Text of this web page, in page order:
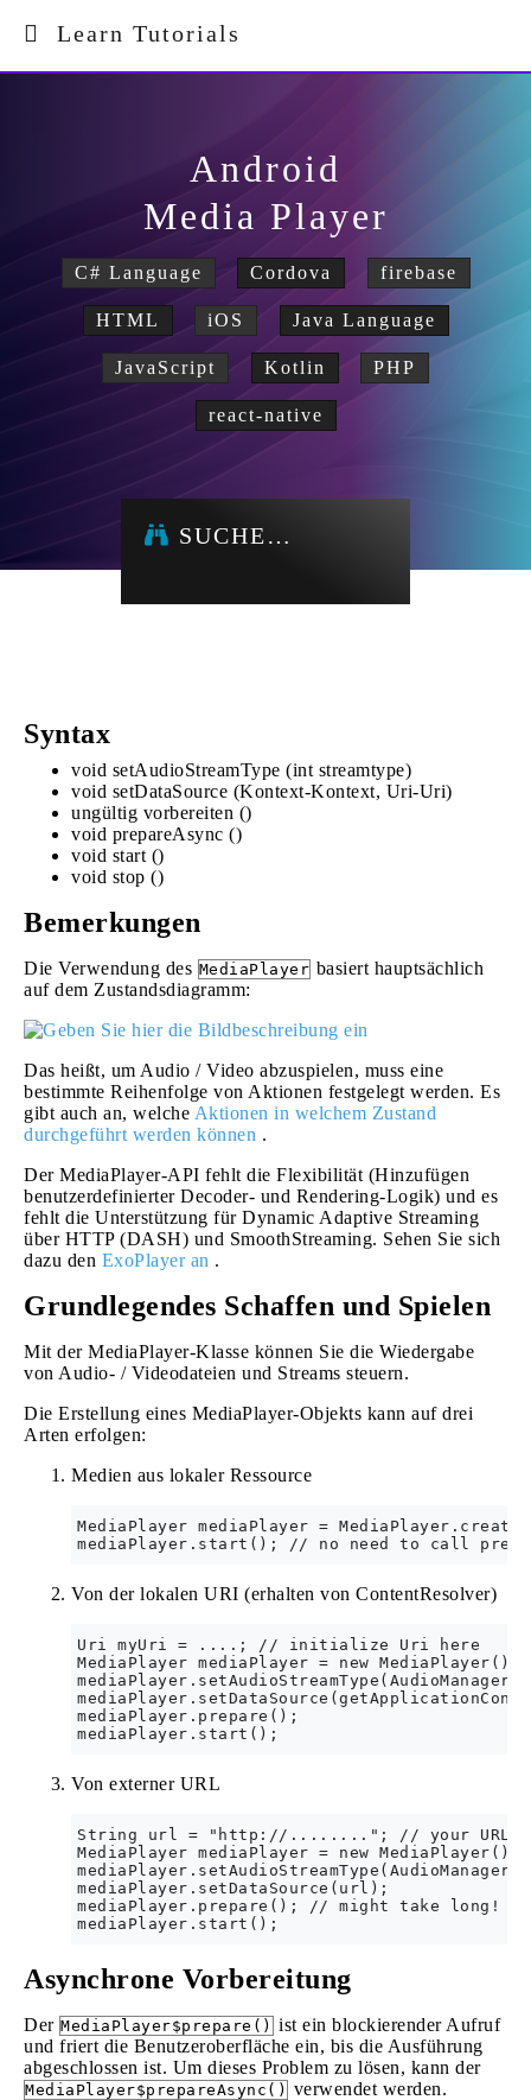
Learn Tutorials
Android
Media Player
C# Language Cordova firebase
HTML iOS Java Language
JavaScript Kotlin PHP
react-native
SUCHE…
Syntax
void setAudioStreamType (int streamtype)
void setDataSource (Kontext-Kontext, Uri-Uri)
ungültig vorbereiten ()
void prepareAsync ()
void start ()
void stop ()
Bemerkungen
Die Verwendung des MediaPlayer basiert hauptsächlich
auf dem Zustandsdiagramm:
Das heißt, um Audio / Video abzuspielen, muss eine
bestimmte Reihenfolge von Aktionen festgelegt werden. Es
gibt auch an, welche Aktionen in welchem ​​Zustand
durchgeführt werden können .
Der MediaPlayer-API fehlt die Flexibilität (Hinzufügen
benutzerdefinierter Decoder- und Rendering-Logik) und es
fehlt die Unterstützung für Dynamic Adaptive Streaming
über HTTP (DASH) und SmoothStreaming. Sehen Sie sich
dazu den ExoPlayer an .
Grundlegendes Schaffen und Spielen
Mit der MediaPlayer-Klasse können Sie die Wiedergabe
von Audio- / Videodateien und Streams steuern.
Die Erstellung eines MediaPlayer-Objekts kann auf drei
Arten erfolgen:
Medien aus lokaler Ressource
MediaPlayer mediaPlayer =
Von der lokalen URI (erhalten von ContentResolver)
Uri myUri = ....; // initialize Uri here
MediaPlayer mediaPlayer = new MediaPlayer();
mediaPlayer.prepare();
Von externer URL
String url = "http://........"; // your URL
MediaPlayer mediaPlayer = new MediaPlayer();
mediaPlayer.setDataSource(url);
mediaPlayer.prepare(); // might take long!
Asynchrone Vorbereitung
Der MediaPlayer$prepare() ist ein blockierender Aufruf
und friert die Benutzeroberfläche ein, bis die Ausführung
abgeschlossen ist. Um dieses Problem zu lösen, kann der
MediaPlayer$prepareAsync() verwendet werden.